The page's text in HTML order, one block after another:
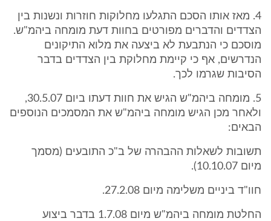
4. מאז אותו הסכם התגלעו מחלוקות חוזרות ונשנות בין
הצדדים והדברים מפורטים בחוות דעת מומחה ביהמ"ש.
מוסכם כי הנתבעת לא ביצעה את מלוא התיקונים
הנדרשים, אף כי קיימת מחלוקת בין הצדדים בדבר
הסיבות שגרמו לכך.
5. מומחה ביהמ"ש הגיש את חוות דעתו ביום 30.5.07,
ולאחר מכן הגיש מומחה ביהמ"ש את המסמכים הנוספים
הבאים:
תשובות לשאלות ההבהרה של ב"כ התובעים (מסמך
מיום 10.10.07).
חוו"ד ביניים משלימה מיום 27.2.08.
החלטת מומחה ביהמ"ש מיום 1.7.08 בדבר ביצוע